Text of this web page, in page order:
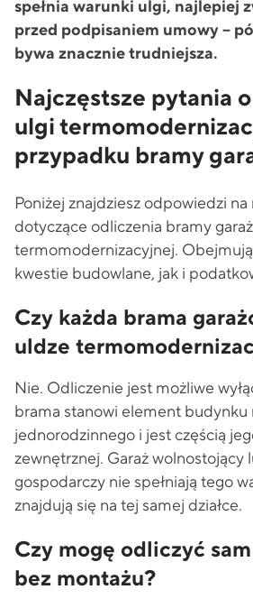
spełnia warunki ulgi, najlepiej
przed podpisaniem umowy –
bywa znacznie trudniejsza.
Najczęstsze pytania
ulgi
przypadku bramy
Poniżej znajdziesz odpowiedzi
dotyczące odliczenia bramy
termomodernizacyjnej.
kwestie budowlane, jak i
Czy każda brama
uldze
Nie. Odliczenie jest możliwe
brama stanowi element budynku
jednorodzinnego i jest częścią
zewnętrznej. Garaż wolnostojący
gospodarczy nie spełniają tego
znajdują się na tej samej działce.
Czy mogę odliczyć
bez montażu?